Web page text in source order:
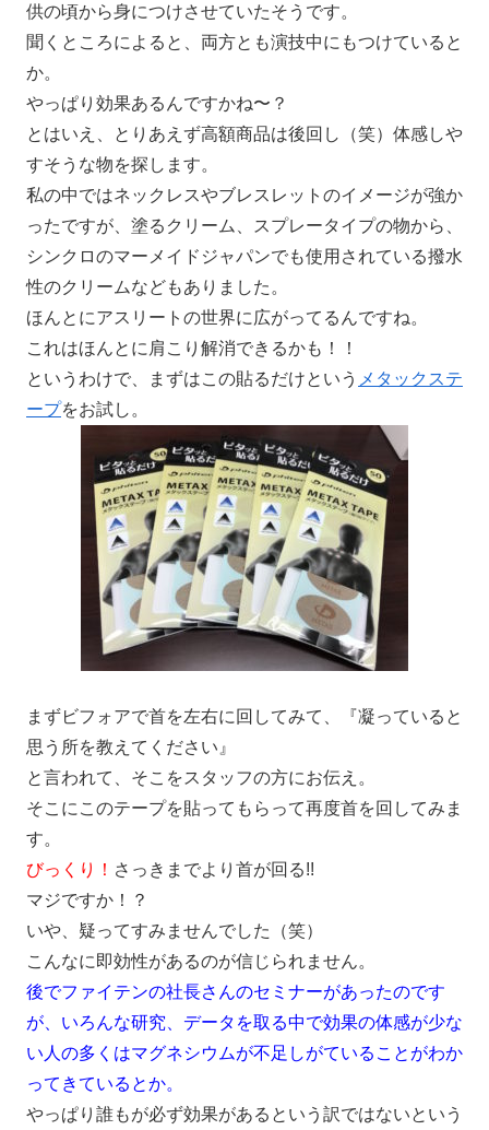
供の頃から身につけさせていたそうです。
聞くところによると、両方とも演技中にもつけていると
か。
やっぱり効果あるんですかね〜？
とはいえ、とりあえず高額商品は後回し（笑）体感しや
すそうな物を探します。
私の中ではネックレスやブレスレットのイメージが強か
ったですが、塗るクリーム、スプレータイプの物から、
シンクロのマーメイドジャパンでも使用されている撥水
性のクリームなどもありました。
ほんとにアスリートの世界に広がってるんですね。
これはほんとに肩こり解消できるかも！！
というわけで、まずはこの貼るだけという メタックステ
ープをお試し。
まずビフォアで首を左右に回してみて、『凝っていると
思う所を教えてください』
と言われて、そこをスタッフの方にお伝え。
そこにこのテープを貼ってもらって再度首を回してみま
す。
びっくり！ さっきまでより首が回る!!
マジですか！？
いや、疑ってすみませんでした（笑）
こんなに即効性があるのが信じられません。
後でファイテンの社長さんのセミナーがあったのです
が、いろんな研究、データを取る中で効果の体感が少な
い人の多くはマグネシウムが不足しがていることがわか
ってきているとか。
やっぱり誰もが必ず効果があるという訳ではないという